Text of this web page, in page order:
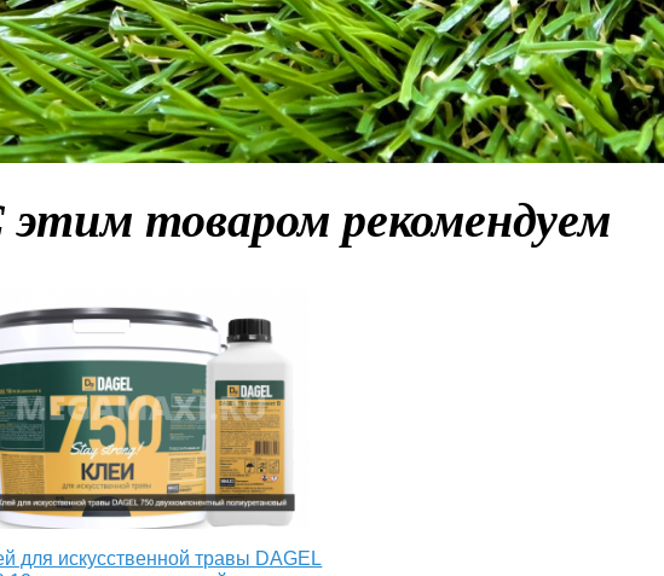
товаром рекомендуем
для искусственной травы DAGEL